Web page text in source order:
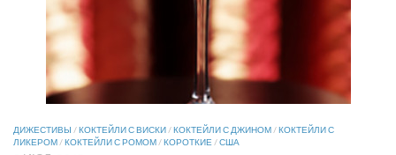
ДИЖЕСТИВЫ /КОКТЕЙЛИ С ВИСКИ/КОКТЕЙЛИ С ДЖИНОМ/КОКТЕЙЛИ С
ЛИКЕРОМ/КОКТЕЙЛИ С РОМОМ/КОРОТКИЕ/США